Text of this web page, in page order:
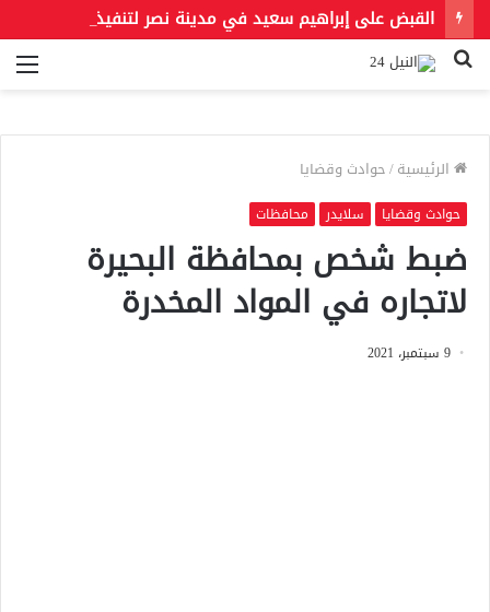
بحث
الرئيسية/حوادث وقضايا
حوادث وقضايا سلايدر محافظات
ضبط شخص بمحافظة البحيرة
لاتجاره في المواد المخدرة
9 سبتمبر، 2021